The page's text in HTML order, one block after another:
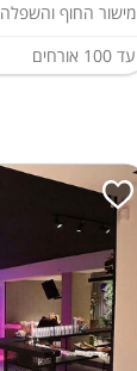
מישור החוף והשפלה
עד 100 אורחים